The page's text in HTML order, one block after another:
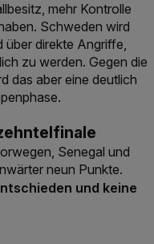
mehr Kontrolle
Schweden wird
über direkte Angriffe,
zu werden. Gegen die
das aber eine deutlich
Senegal und
neun Punkte.
und keine